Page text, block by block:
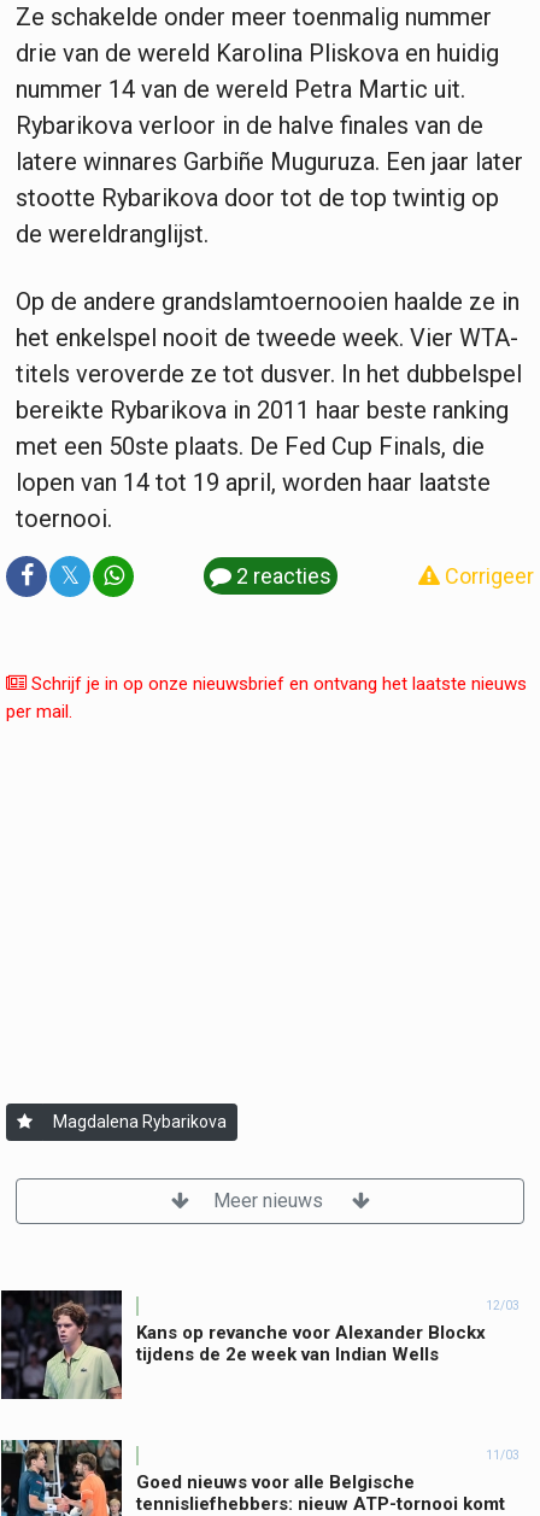
Ze schakelde onder meer toenmalig nummer
drie van de wereld Karolina Pliskova en huidig
nummer 14 van de wereld Petra Martic uit.
Rybarikova verloor in de halve finales van de
latere winnares Garbiñe Muguruza. Een jaar later
stootte Rybarikova door tot de top twintig op
de wereldranglijst.
Op de andere grandslamtoernooien haalde ze in
het enkelspel nooit de tweede week. Vier WTA-
titels veroverde ze tot dusver. In het dubbelspel
bereikte Rybarikova in 2011 haar beste ranking
met een 50ste plaats. De Fed Cup Finals, die
lopen van 14 tot 19 april, worden haar laatste
toernooi.
𝕏 2 reacties Corrigeer
Schrijf je in op onze nieuwsbrief en ontvang het laatste nieuws
per mail.
Magdalena Rybarikova
Meer nieuws
12/03
Kans op revanche voor Alexander Blockx
tijdens de 2e week van Indian Wells
11/03
Goed nieuws voor alle Belgische
tennisliefhebbers: nieuw ATP-tornooi komt